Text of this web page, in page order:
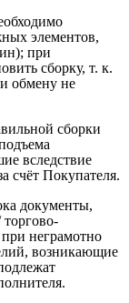
элементов,
при
сборку, т. к.
обмену не
сборки
вследствие
счёт Покупателя.
документы,
неграмотно
возникающие